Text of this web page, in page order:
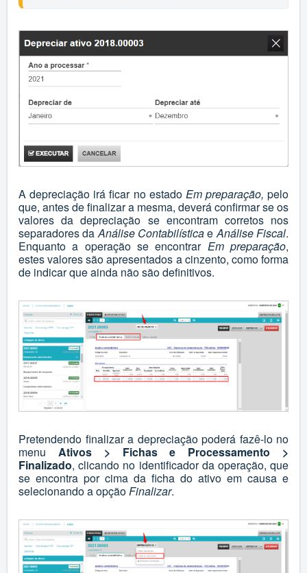
A depreciação irá ficar no estado Em preparação, pelo
que, antes de finalizar a mesma, deverá confirmar se os
valores da depreciação se encontram corretos nos
separadores daAnálise ContabilísticaeAnálise Fiscal.
Enquanto a operação se encontrar Em preparação,
estes valores são apresentados a cinzento, como forma
de indicar que ainda não são definitivos.
Pretendendo finalizar a depreciação poderá fazê-lo no
menu Ativos > Fichas e Processamento >
Finalizado, clicando no identificador da operação, que
se encontra por cima da ficha do ativo em causa e
selecionando a opçãoFinalizar.